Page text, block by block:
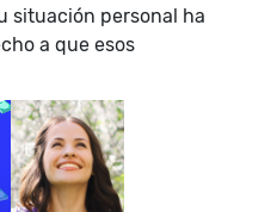
situación personal ha
a que esos